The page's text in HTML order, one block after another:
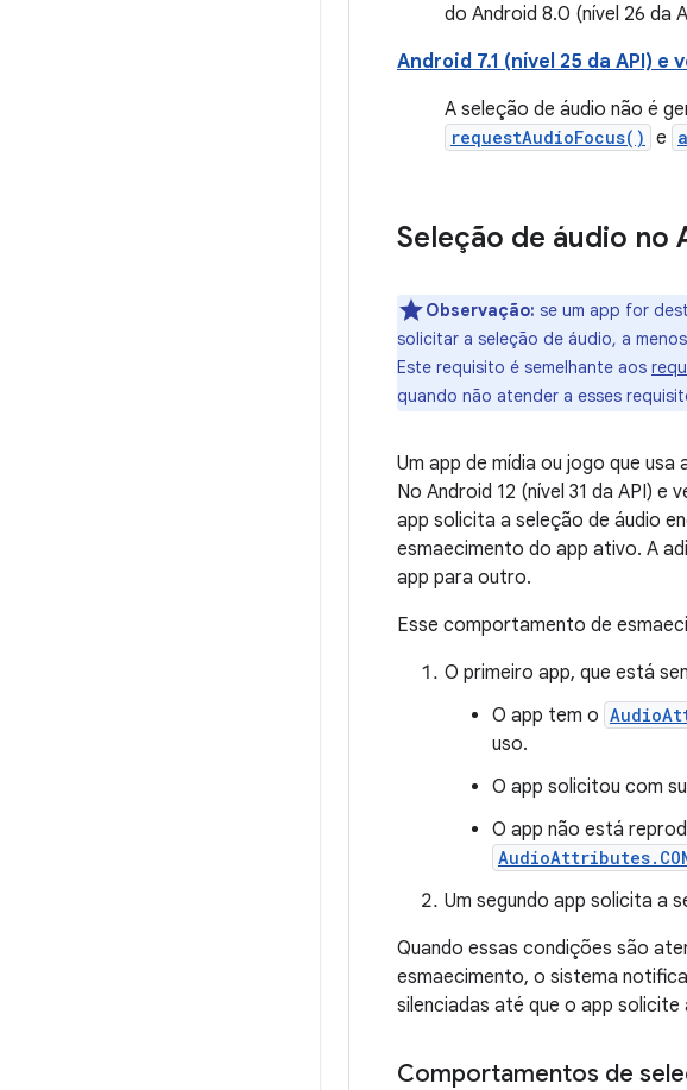
do Android 8.0 (nível 26 da
Android 7.1 (nível 25 da API) e
A seleção de áudio não é
requestAudioFocus() e
Seleção de áudio no
Observação: se um app for
solicitar a seleção de áudio, a
Este requisito é semelhante aos
quando não atender a esses
Um app de mídia ou jogo que
No Android 12 (nível 31 da API)
app solicita a seleção de áudio
esmaecimento do app ativo. A
app para outro.
Esse comportamento de
O primeiro app, que está
O app tem o
uso.
O app solicitou com
O app não está
Um segundo app solicita a
Quando essas condições são
esmaecimento, o sistema
silenciadas até que o app
Comportamentos de